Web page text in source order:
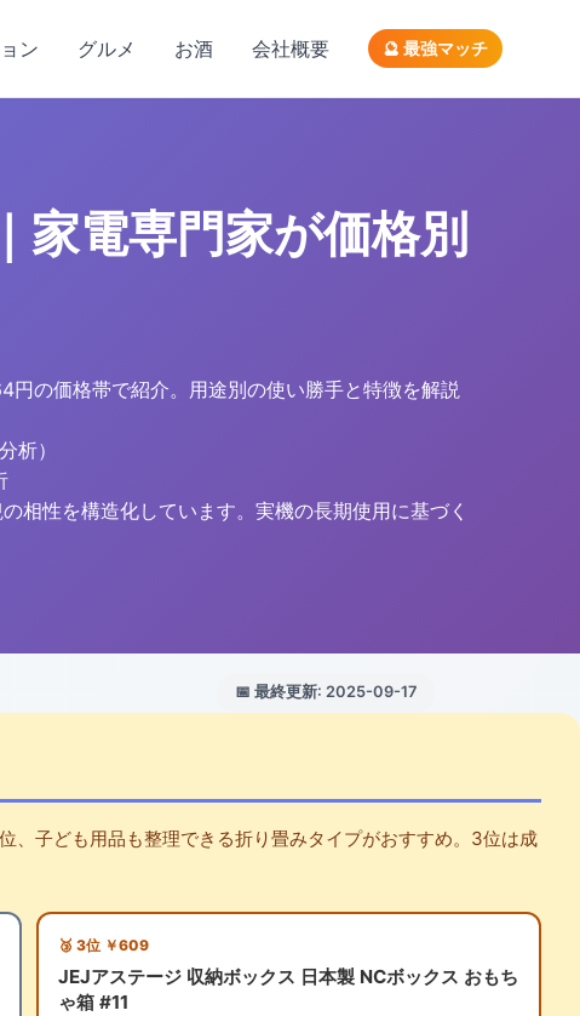
ン グルメ お酒 会社概要 🔮 最強マッチ
電専門家が価格別
の価格帯で紹介。用途別の使い勝手と特徴を解説
析）
相性を構造化しています。実機の長期使用に基づく
📅 最終更新: 2025-09-17
、子ども用品も整理できる折り畳みタイプがおすすめ。3位は成
🥉 3位 ￥609
JEJアステージ 収納ボックス 日本製 NCボックス おもち
ゃ箱 #11